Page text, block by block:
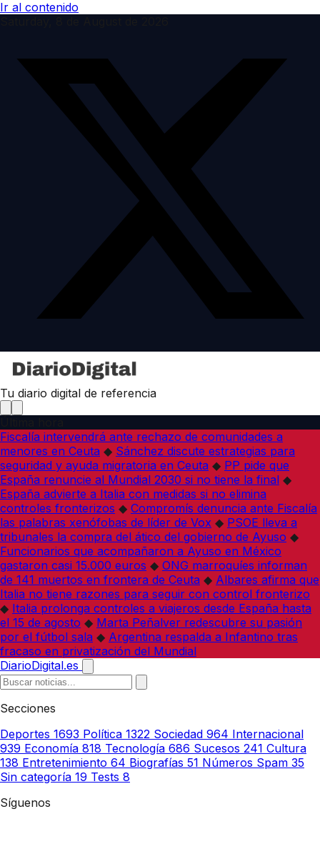
Ir al contenido
Tu diario digital de referencia
Fiscalía intervendrá ante rechazo de comunidades a
menores en Ceuta ◆ Sánchez discute estrategias para
seguridad y ayuda migratoria en Ceuta ◆ PP pide que
España renuncie al Mundial 2030 si no tiene la final ◆
España advierte a Italia con medidas si no elimina
controles fronterizos ◆ Compromís denuncia ante Fiscalía
las palabras xenófobas de líder de Vox ◆ PSOE lleva a
tribunales la compra del ático del gobierno de Ayuso ◆
Funcionarios que acompañaron a Ayuso en México
gastaron casi 15.000 euros ◆ ONG marroquíes informan
de 141 muertos en frontera de Ceuta ◆ Albares afirma que
Italia no tiene razones para seguir con control fronterizo
◆ Italia prolonga controles a viajeros desde España hasta
el 15 de agosto ◆ Marta Peñalver redescubre su pasión
por el fútbol sala ◆ Argentina respalda a Infantino tras
fracaso en privatización del Mundial
DiarioDigital.es
Secciones
Deportes 1693 Política 1322 Sociedad 964 Internacional
939 Economía 818 Tecnología 686 Sucesos 241 Cultura
138 Entretenimiento 64 Biografías 51 Números Spam 35
Sin categoría 19 Tests 8
Síguenos